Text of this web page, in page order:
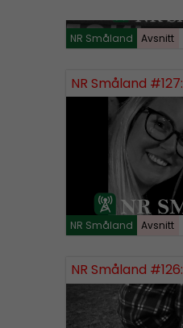
NR Småland Avsnitt
NR Småland #127:
NR Småland Avsnitt
NR Småland #126: